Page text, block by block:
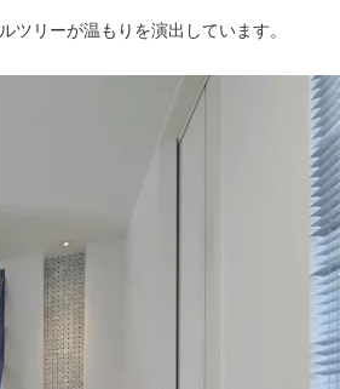
ツリーが温もりを演出しています。